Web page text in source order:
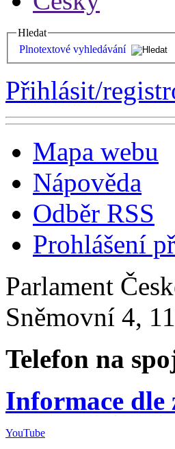
Hledat
Plnotextové vyhledávání
Přihlásit/
Mapa webu
Nápověda
Odběr RSS
Prohlášení
Parlament
Sněmovní 4,
Telefon na
Informace dle
YouTube